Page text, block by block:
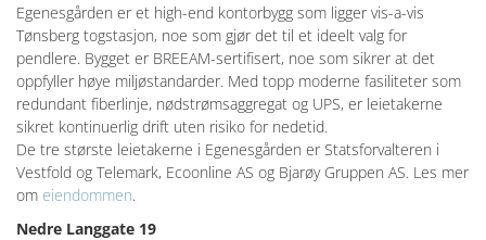
Egenesgården er et high-end kontorbygg som ligger vis-a-vis
Tønsberg togstasjon, noe som gjør det til et ideelt valg for
pendlere. Bygget er BREEAM-sertifisert, noe som sikrer at det
oppfyller høye miljøstandarder. Med topp moderne fasiliteter som
redundant fiberlinje, nødstrømsaggregat og UPS, er leietakerne
sikret kontinuerlig drift uten risiko for nedetid.
De tre største leietakerne i Egenesgården er Statsforvalteren i
Vestfold og Telemark, Ecoonline AS og Bjarøy Gruppen AS. Les mer
om eiendommen.
Nedre Langgate 19